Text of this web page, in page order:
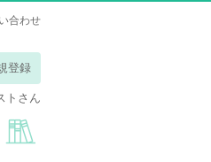
合わせ
登録
トさん